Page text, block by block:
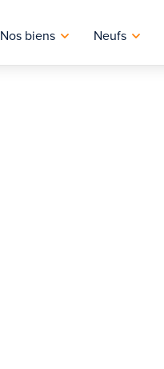
Nos biens Neufs